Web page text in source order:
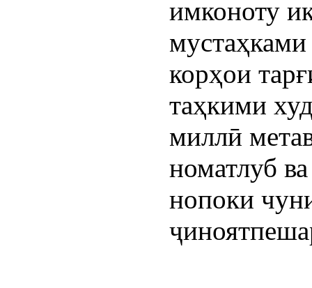
имконоту
корҳои
таҳкими
миллӣ
номатлуб
нопоки